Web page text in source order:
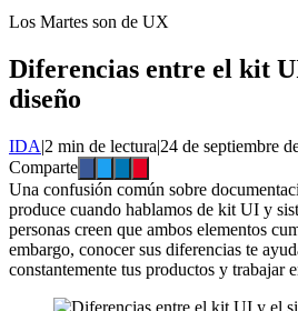
Los Martes son de UX
Diferencias entre el kit
diseño
IDA|2 min de lectura|24 de septiembre
Comparte
Una confusión común sobre
produce cuando hablamos de kit UI y
personas creen que ambos elementos
embargo, conocer sus diferencias te
constantemente tus productos y trabajar